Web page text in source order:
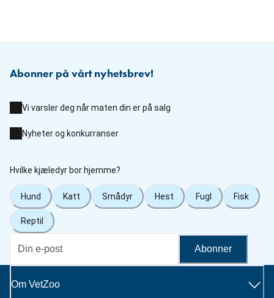
Abonner på vårt nyhetsbrev!
Vi varsler deg når maten din er på salg
Nyheter og konkurranser
Hvilke kjæledyr bor hjemme?
Hund Katt Smådyr Hest Fugl Fisk
Reptil
Abonner
Om VetZoo